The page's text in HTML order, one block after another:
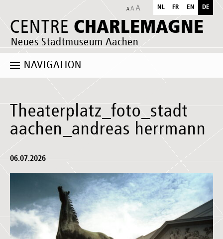
CENTRE CHARLEMAGNE
Neues Stadtmuseum Aachen
NL FR EN DE
NAVIGATION
Theaterplatz_foto_stadt
aachen_andreas herrmann
06.07.2026